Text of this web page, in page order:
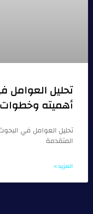
تحليل العوامل
أهميته وخطوات
تحليل العوامل في
المتقدمة
المزيد »